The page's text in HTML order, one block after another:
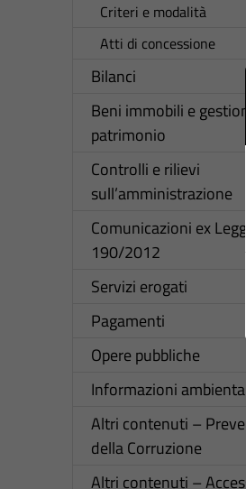
Criteri e modalità
Atti di concessione
Bilanci
Beni immobili e
patrimonio
Controlli e rilievi
sull’amministrazione
Comunicazioni ex Legge
190/2012
Servizi erogati
Pagamenti
Opere pubbliche
Informazioni
Altri contenuti –
della Corruzione
Altri contenuti –